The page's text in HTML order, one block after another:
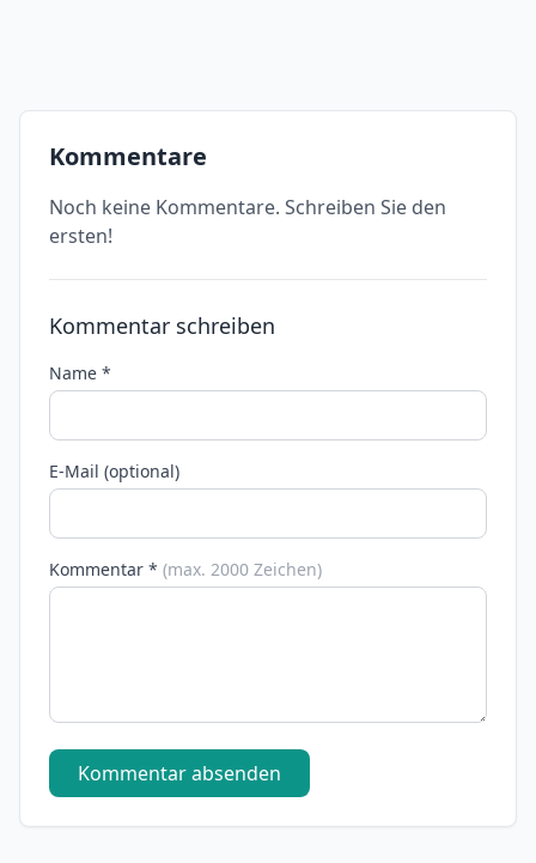
Kommentare
Noch keine Kommentare. Schreiben Sie den
ersten!
Kommentar schreiben
Name *
E-Mail (optional)
Kommentar * (max. 2000 Zeichen)
Kommentar absenden